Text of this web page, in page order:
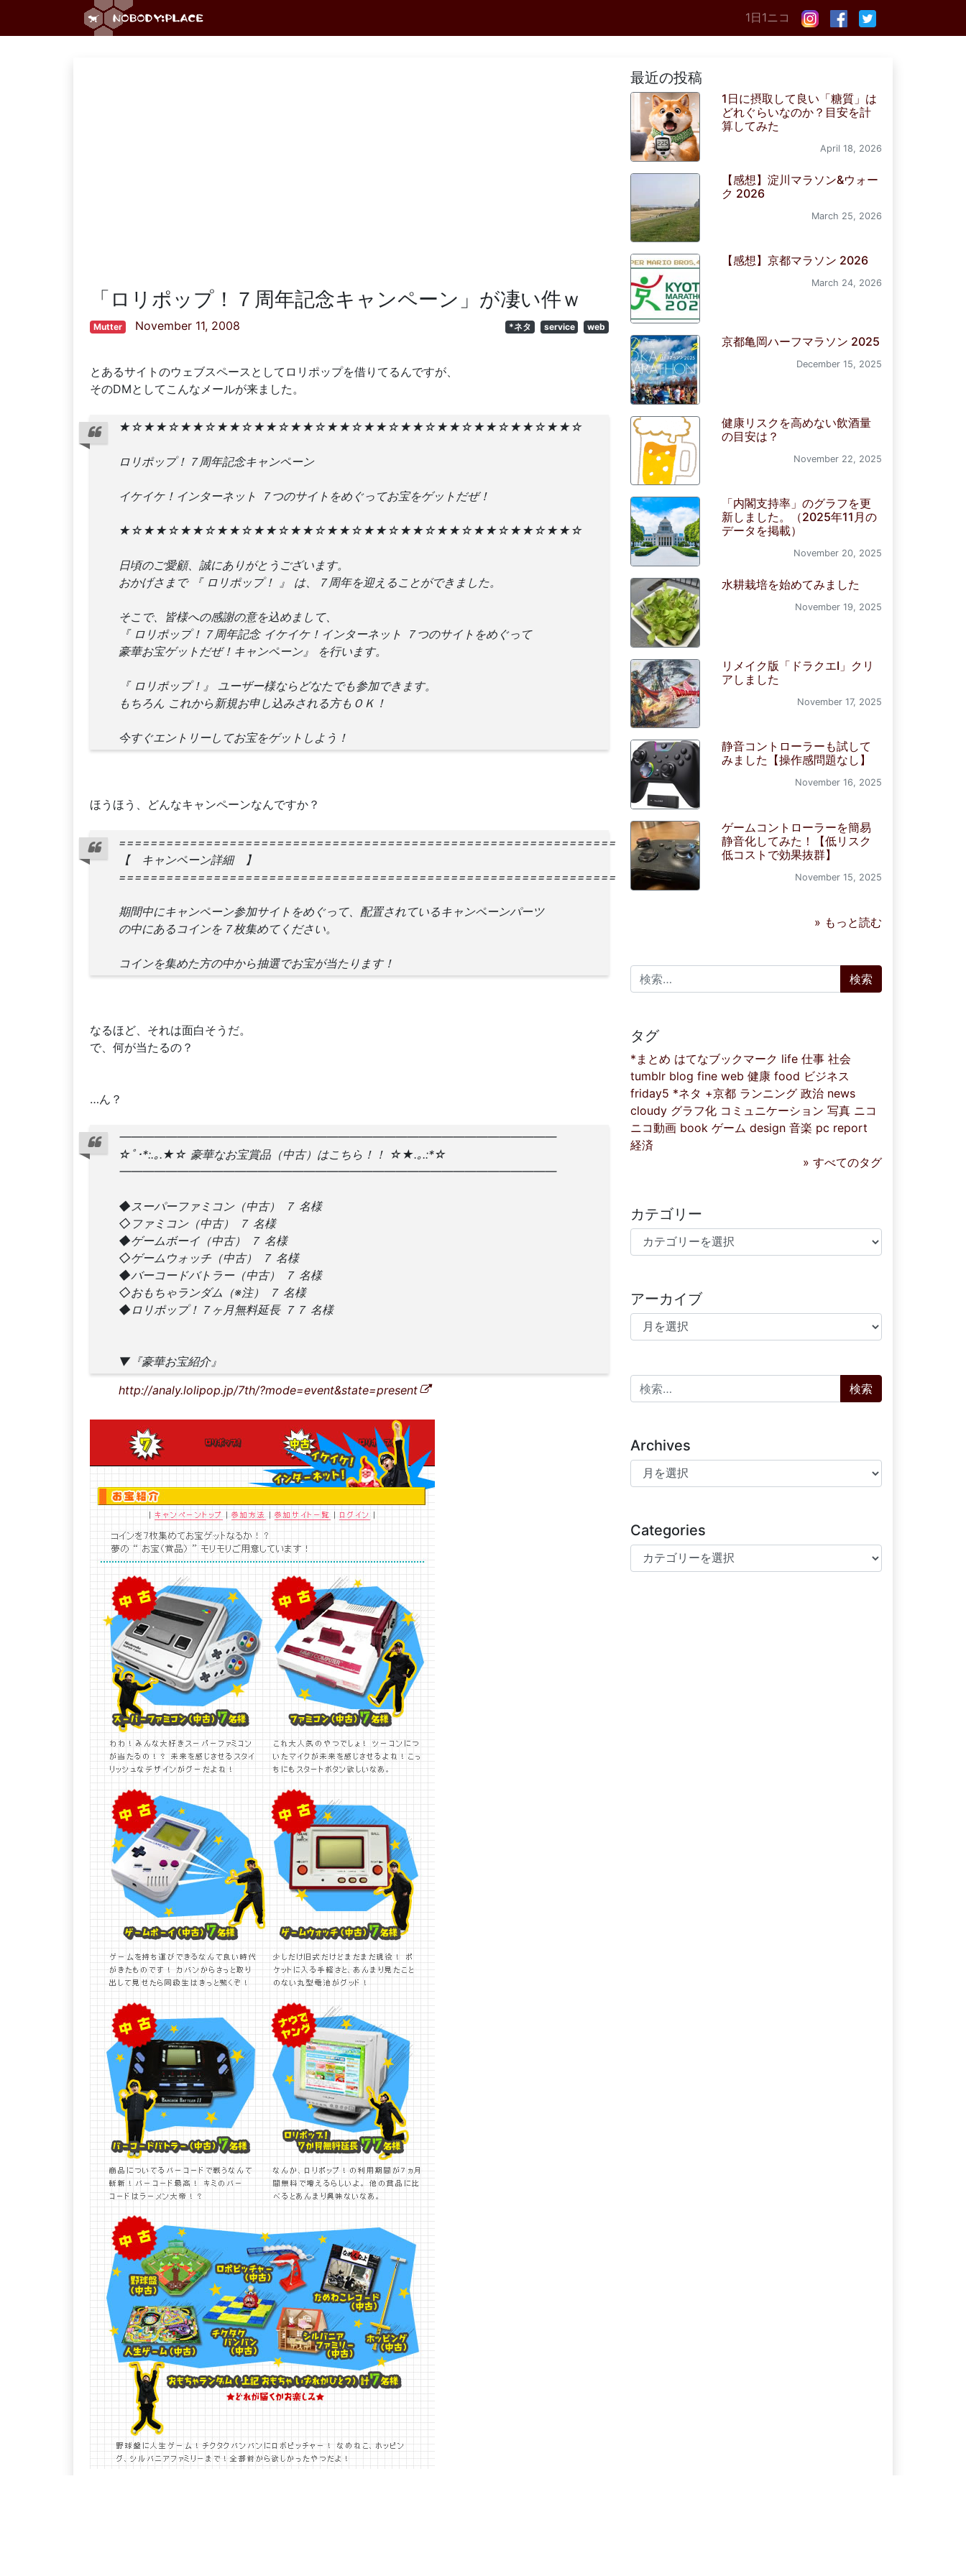
1日1ニコ
「ロリポップ！７周年記念キャンペーン」が凄い件ｗ
Mutter November 11, 2008 *ネタ service web
とあるサイトのウェブスペースとしてロリポップを借りてるんですが、
そのDMとしてこんなメールが来ました。
★☆★★☆★★☆★★☆★★☆★★☆★★☆★★☆★★☆★★☆★★☆★★☆★★☆
ロリポップ！７周年記念キャンペーン
イケイケ！インターネット ７つのサイトをめぐってお宝をゲットだぜ！
★☆★★☆★★☆★★☆★★☆★★☆★★☆★★☆★★☆★★☆★★☆★★☆★★☆
日頃のご愛顧、誠にありがとうございます。
おかげさまで 『 ロリポップ！ 』 は、７周年を迎えることができました。
そこで、皆様への感謝の意を込めまして、
『 ロリポップ！７周年記念 イケイケ！インターネット ７つのサイトをめぐって
豪華お宝ゲットだぜ！キャンペーン』 を行います。
『 ロリポップ！』 ユーザー様ならどなたでも参加できます。
もちろん これから新規お申し込みされる方もＯＫ！
今すぐエントリーしてお宝をゲットしよう！
ほうほう、どんなキャンペーンなんですか？
===============================================================
【 キャンペーン詳細 】
===============================================================
期間中にキャンペーン参加サイトをめぐって、配置されているキャンペーンパーツ
の中にあるコインを７枚集めてください。
コインを集めた方の中から抽選でお宝が当たります！
なるほど、それは面白そうだ。
で、何が当たるの？
…ん？
━━━━━━━━━━━━━━━━━━━━━━━━━━━━━━━━━━━━━━
☆ﾟ･*:.｡.★☆ 豪華なお宝賞品（中古）はこちら！！ ☆★.｡.:*☆
━━━━━━━━━━━━━━━━━━━━━━━━━━━━━━━━━━━━━━
◆スーパーファミコン（中古） ７ 名様
◇ファミコン（中古） ７ 名様
◆ゲームボーイ（中古） ７ 名様
◇ゲームウォッチ（中古） ７ 名様
◆バーコードバトラー（中古） ７ 名様
◇おもちゃランダム（※注） ７ 名様
◆ロリポップ！７ヶ月無料延長 ７７ 名様
▼『豪華お宝紹介』
http://analy.lolipop.jp/7th/?mode=event&state=present
最近の投稿
1日に摂取して良い「糖質」は
どれぐらいなのか？目安を計
算してみた
April 18, 2026
【感想】淀川マラソン&ウォー
ク 2026
March 25, 2026
【感想】京都マラソン 2026
March 24, 2026
京都亀岡ハーフマラソン 2025
December 15, 2025
健康リスクを高めない飲酒量
の目安は？
November 22, 2025
「内閣支持率」のグラフを更
新しました。（2025年11月の
データを掲載）
November 20, 2025
水耕栽培を始めてみました
November 19, 2025
リメイク版「ドラクエI」クリ
アしました
November 17, 2025
静音コントローラーも試して
みました【操作感問題なし】
November 16, 2025
ゲームコントローラーを簡易
静音化してみた！【低リスク
低コストで効果抜群】
November 15, 2025
» もっと読む
検索:
タグ
*まとめ はてなブックマーク life 仕事 社会
tumblr blog fine web 健康 food ビジネス
friday5 *ネタ +京都 ランニング 政治 news
cloudy グラフ化 コミュニケーション 写真 ニコ
ニコ動画 book ゲーム design 音楽 pc report
経済
» すべてのタグ
カテゴリー
カテゴリー
アーカイブ
アーカイブ
検索:
Archives
Archives
Categories
Categories